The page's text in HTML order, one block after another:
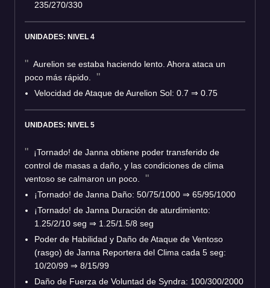
235/270/330
UNIDADES: NIVEL 4
Aurelion se estaba haciendo lento. Ahora ataca un
poco más rápido.
Velocidad de Ataque de Aurelion Sol: 0.7 ⇒ 0.75
UNIDADES: NIVEL 5
¡Tornado! de Janna obtiene poder transferido de
control de masas a daño, y las condiciones de clima
ventoso se calmaron un poco.
¡Tornado! de Janna Daño: 50/75/1000 ⇒ 65/95/1000
¡Tornado! de Janna Duración de aturdimiento:
1.25/2/10 seg ⇒ 1.25/1.5/8 seg
Poder de Habilidad y Daño de Ataque de Ventoso
(rasgo) de Janna Reportera del Clima cada 5 seg:
10/20/99 ⇒ 8/15/99
Daño de Fuerza de Voluntad de Syndra: 100/300/2000